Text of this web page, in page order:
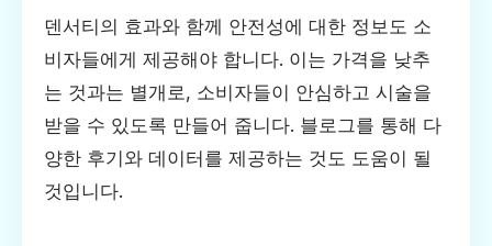
덴서티의 효과와 함께 안전성에 대한 정보도 소
비자들에게 제공해야 합니다. 이는 가격을 낮추
는 것과는 별개로, 소비자들이 안심하고 시술을
받을 수 있도록 만들어 줍니다. 블로그를 통해 다
양한 후기와 데이터를 제공하는 것도 도움이 될
것입니다.